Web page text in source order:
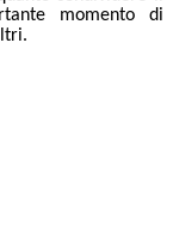
momento di